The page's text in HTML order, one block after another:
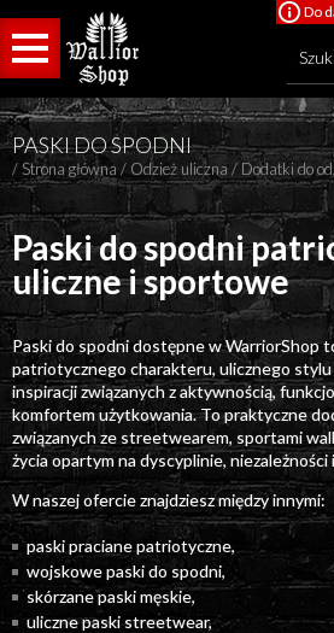
Do
PASKI DO SPODNI
/ Strona główna / Odzież uliczna /Dodatki do
Paski do spodni
uliczne i sportowe
Paski do spodni dostępne w WarriorShop
patriotycznego charakteru, ulicznego
inspiracji związanych z aktywnością,
komfortem użytkowania. To praktyczne
związanych ze streetwearem, sportami
życia opartym na dyscyplinie,
W naszej ofercie znajdziesz między innymi:
paski praciane patriotyczne,
wojskowe paski do spodni,
skórzane paski męskie,
uliczne paski streetwear,